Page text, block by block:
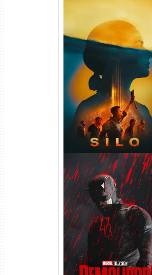
Silo 2ª Temporada
WEB-DL 1080p Dual
Demolidor: Renascido
Temporada (2026)
1080p Dual Áudio